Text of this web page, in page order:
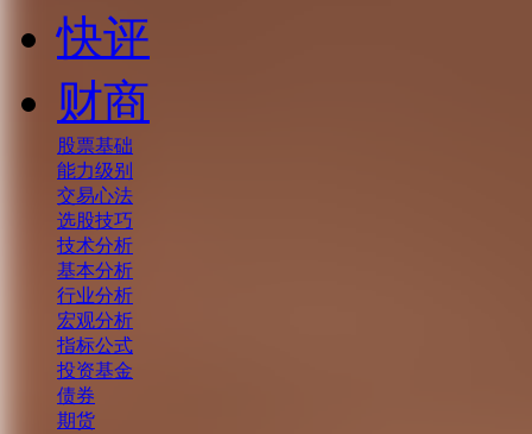
快评
财商
股票基础
能力级别
交易心法
选股技巧
技术分析
基本分析
行业分析
宏观分析
指标公式
投资基金
债券
期货